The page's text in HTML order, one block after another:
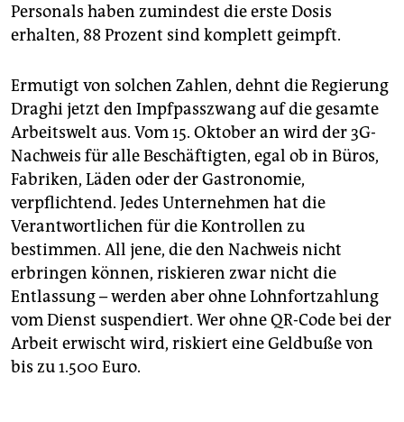
Personals haben zumindest die erste Dosis
erhalten, 88 Prozent sind komplett geimpft.
Ermutigt von solchen Zahlen, dehnt die Regierung
Draghi jetzt den Impfpasszwang auf die gesamte
Arbeitswelt aus. Vom 15. Oktober an wird der 3G-
Nachweis für alle Beschäftigten, egal ob in Büros,
Fabriken, Läden oder der Gastronomie,
verpflichtend. Jedes Unternehmen hat die
Verantwortlichen für die Kontrollen zu
bestimmen. All jene, die den Nachweis nicht
erbringen können, riskieren zwar nicht die
Entlassung – werden aber ohne Lohnfortzahlung
vom Dienst suspendiert. Wer ohne QR-Code bei der
Arbeit erwischt wird, riskiert eine Geldbuße von
bis zu 1.500 Euro.